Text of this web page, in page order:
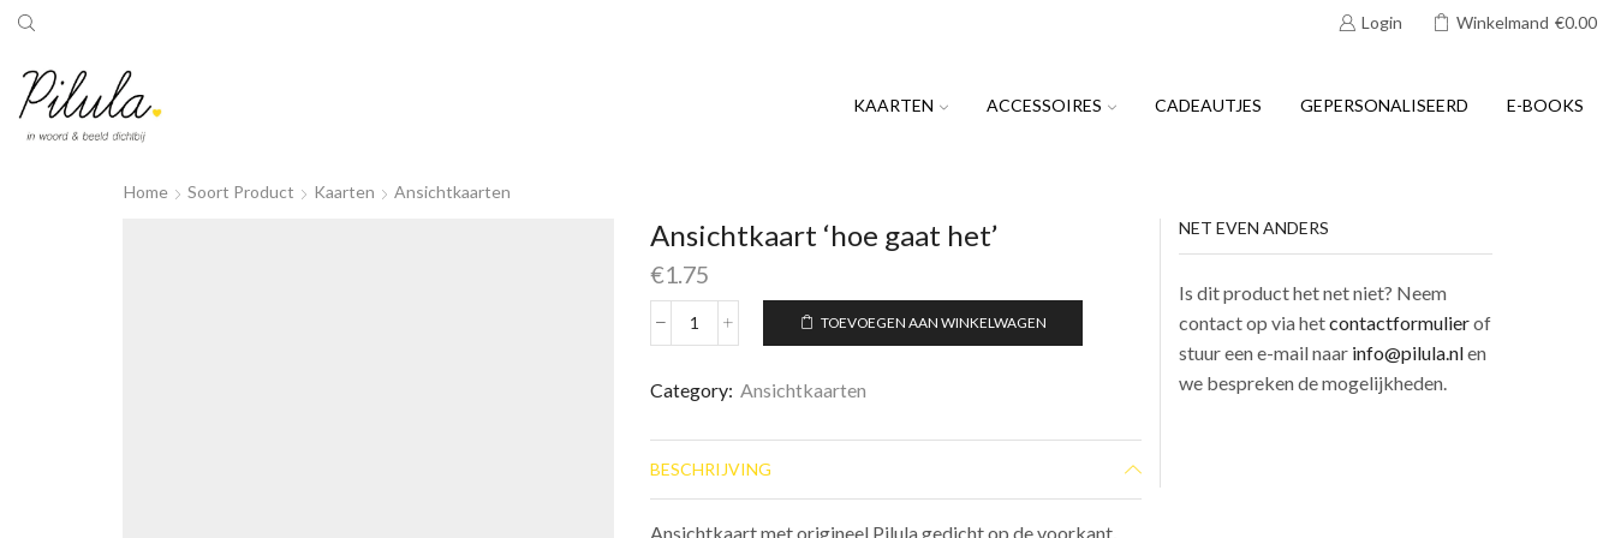
Login Winkelmand €0.00
KAARTEN ACCESSOIRES CADEAUTJES GEPERSONALISEERD E-BOOKS
Home Soort Product Kaarten Ansichtkaarten
Ansichtkaart ‘hoe gaat het’
€1.75
Ansichtkaart
het'
TOEVOEGEN AAN WINKELWAGEN
Category: Ansichtkaarten
BESCHRIJVING
Ansichtkaart met origineel Pilula gedicht op de voorkant,
NET EVEN ANDERS
Is dit product het net niet? Neem
contact op via hetcontactformulierof
stuur een e-mail naar info@pilula.nlen
we bespreken de mogelijkheden.